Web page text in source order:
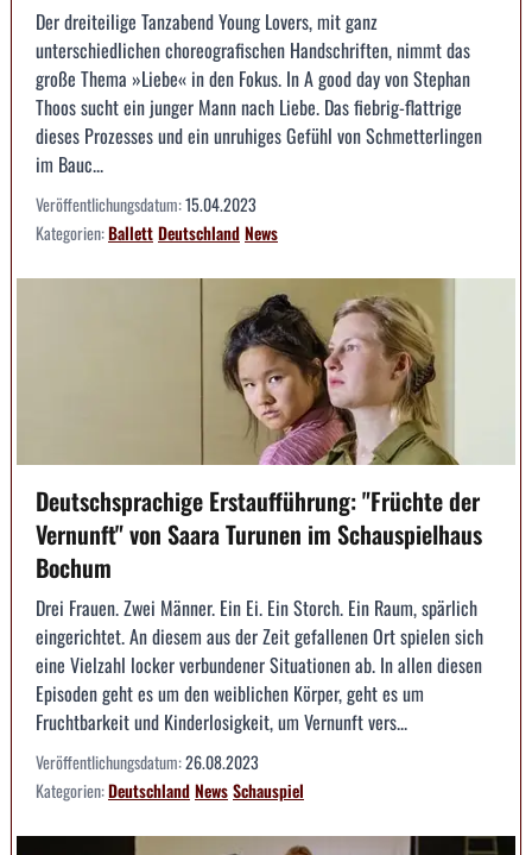
Der dreiteilige Tanzabend Young Lovers, mit ganz
unterschiedlichen choreografischen Handschriften, nimmt das
große Thema »Liebe« in den Fokus. In A good day von Stephan
Thoos sucht ein junger Mann nach Liebe. Das fiebrig-flattrige
dieses Prozesses und ein unruhiges Gefühl von Schmetterlingen
im Bauc...
Veröffentlichungsdatum:15.04.2023
Kategorien:BallettDeutschlandNews
Deutschsprachige Erstaufführung: "Früchte der
Vernunft" von Saara Turunen im Schauspielhaus
Bochum
Drei Frauen. Zwei Männer. Ein Ei. Ein Storch. Ein Raum, spärlich
eingerichtet. An diesem aus der Zeit gefallenen Ort spielen sich
eine Vielzahl locker verbundener Situationen ab. In allen diesen
Episoden geht es um den weiblichen Körper, geht es um
Fruchtbarkeit und Kinderlosigkeit, um Vernunft vers...
Veröffentlichungsdatum:26.08.2023
Kategorien:DeutschlandNewsSchauspiel